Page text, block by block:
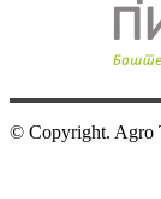
© Copyright. Agro